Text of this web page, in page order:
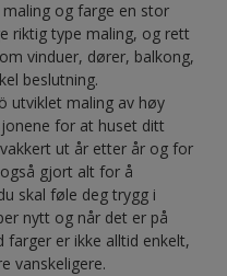
og farge en stor
riktig type maling, og rett
vinduer, dører, balkong,
beslutning.
utviklet maling av høy
for at huset ditt
ut år etter år og for
gjort alt for å
skal føle deg trygg i
nytt og når det er på
er ikke alltid enkelt,
vanskeligere.